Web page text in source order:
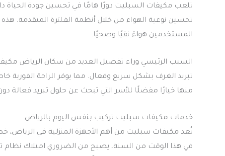
تلعب مكيفات السبليت دورًا هامًا في تحسين جودة الحياة
تحسين نوعية الهواء من خلال أنظمة الفلترة المتقدمة. هذه
المستخدمين هواءً نقيًا وصحيًا.
السبب الرئيسي وراء تفضيل العديد من سكان الرياض
تبريد الغرف بشكل سريع وفعال. مما يوفر الراحة الفورية
منها خيارًا مفضلًا للأسر التي تبحث عن حلول تبريد فعالة
خدمات مكيفات سبليت تركيب بنفس اليوم بالرياض
تُعد مكيفات سبليت من أهم الأجهزة المنزلية في
في هذا الوقت من السنة، يصبح من الضروري امتلاك نظام